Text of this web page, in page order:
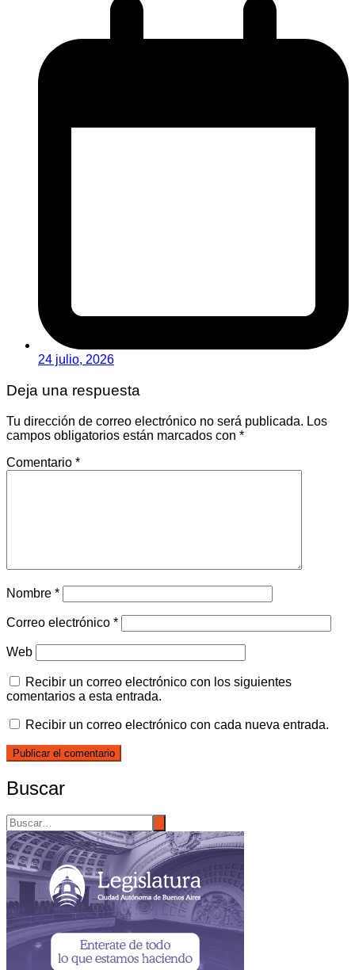
24 julio, 2026
Deja una respuesta
Tu dirección de correo electrónico no será publicada. Los
campos obligatorios están marcados con *
Comentario *
Nombre *
Correo electrónico *
Web
Recibir un correo electrónico con los siguientes
comentarios a esta entrada.
Recibir un correo electrónico con cada nueva entrada.
Buscar